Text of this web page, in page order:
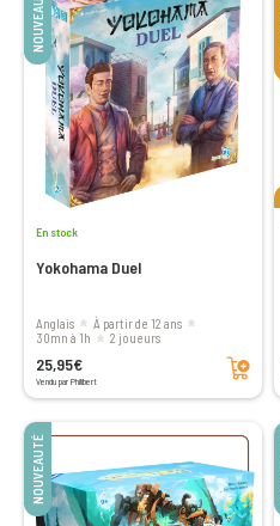
NOUVEAUTÉ
En stock
Yokohama Duel
Anglais
à partir de 12 ans
30mn à 1h
2 joueurs
25,95€
Vendu par Philibert
Ajouter au panier
NOUVEAUTÉ